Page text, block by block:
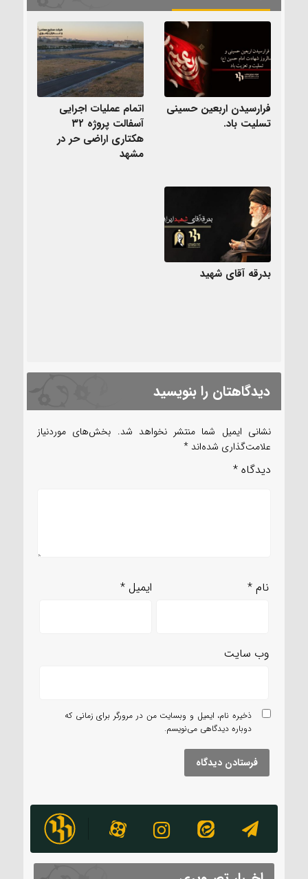
فرارسیدن اربعین حسینی
تسلیت باد.
اتمام عملیات اجرایی
آسفالت پروژه ۳۲
هکتاری اراضی حر در
مشهد
بدرقه آقای شهید
دیدگاهتان را بنویسید
نشانی ایمیل شما منتشر نخواهد شد. بخش‌های موردنیاز
علامت‌گذاری شده‌اند *
دیدگاه *
نام* ایمیل*
وب‌ سایت
ذخیره نام، ایمیل و وبسایت من در مرورگر برای زمانی که
دوباره دیدگاهی می‌نویسم.